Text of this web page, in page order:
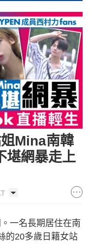
Mina南韓
堪網暴走上
一名長期居住在南
的20多歲日籍女站